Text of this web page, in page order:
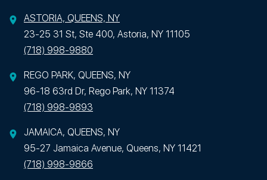
ASTORIA, QUEENS, NY
23-25 31 St, Ste 400, Astoria, NY 11105
(718) 998-9880
REGO PARK, QUEENS, NY
96-18 63rd Dr, Rego Park, NY 11374
(718) 998-9893
JAMAICA, QUEENS, NY
95-27 Jamaica Avenue, Queens, NY 11421
(718) 998-9866